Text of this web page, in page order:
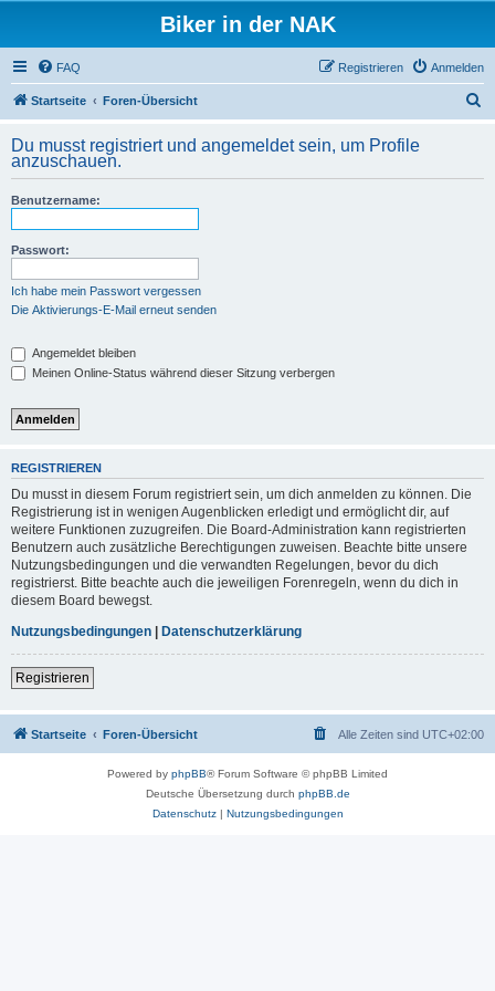
Biker in der NAK
FAQ Anmelden
Registrieren
Startseite Foren-Übersicht
h
Du musst registriert und angemeldet sein, um Profile
anzuschauen.
Benutzername:
Passwort:
Ich habe mein Passwort vergessen
Die Aktivierungs-E-Mail erneut senden
Angemeldet bleiben
Meinen Online-Status während dieser Sitzung verbergen
REGISTRIEREN
Du musst in diesem Forum registriert sein, um dich anmelden zu können. Die
Registrierung ist in wenigen Augenblicken erledigt und ermöglicht dir, auf
weitere Funktionen zuzugreifen. Die Board-Administration kann registrierten
Benutzern auch zusätzliche Berechtigungen zuweisen. Beachte bitte unsere
Nutzungsbedingungen und die verwandten Regelungen, bevor du dich
registrierst. Bitte beachte auch die jeweiligen Forenregeln, wenn du dich in
diesem Board bewegst.
Nutzungsbedingungen | Datenschutzerklärung
Registrieren
Startseite Foren-Übersicht Alle Zeiten sind UTC+02:00
Powered by phpBB® Forum Software © phpBB Limited
Deutsche Übersetzung durch phpBB.de
Datenschutz| Nutzungsbedingungen